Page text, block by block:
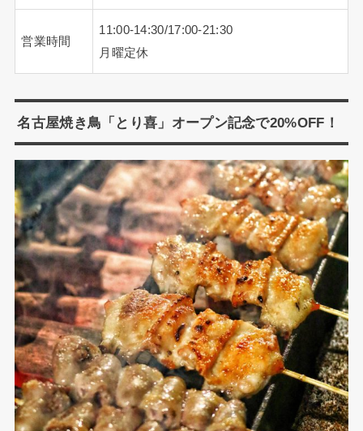
営業時間
11:00-14:30/17:00-21:30
月曜定休
名古屋焼き鳥「とり喜」オープン記念で20%OFF！